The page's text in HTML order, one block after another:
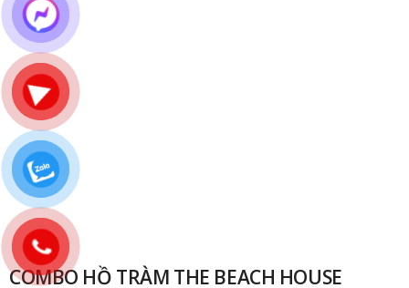
COMBO HỒ TRÀM THE BEACH HOUSE